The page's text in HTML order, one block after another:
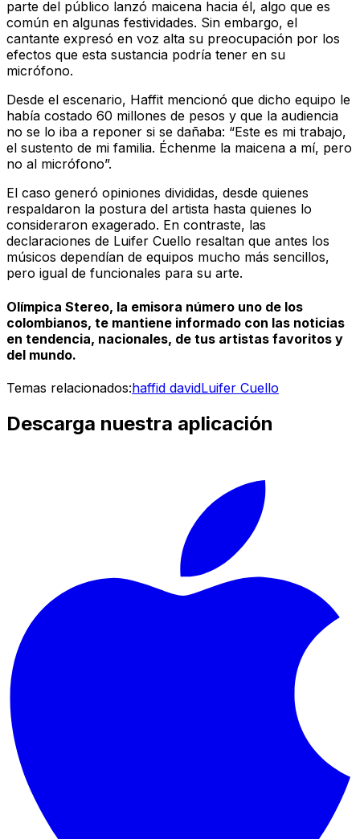
parte del público lanzó maicena hacia él, algo que es
común en algunas festividades. Sin embargo, el
cantante expresó en voz alta su preocupación por los
efectos que esta sustancia podría tener en su
micrófono.
Desde el escenario, Haffit mencionó que dicho equipo le
había costado 60 millones de pesos y que la audiencia
no se lo iba a reponer si se dañaba: “Este es mi trabajo,
el sustento de mi familia. Échenme la maicena a mí, pero
no al micrófono”.
El caso generó opiniones divididas, desde quienes
respaldaron la postura del artista hasta quienes lo
consideraron exagerado. En contraste, las
declaraciones de Luifer Cuello resaltan que antes los
músicos dependían de equipos mucho más sencillos,
pero igual de funcionales para su arte.
Olímpica Stereo, la emisora número uno de los
colombianos, te mantiene informado con las noticias
en tendencia, nacionales, de tus artistas favoritos y
del mundo.
Temas relacionados:haffid davidLuifer Cuello
Descarga nuestra aplicación